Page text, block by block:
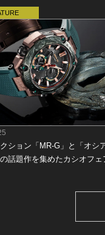
ション「MR-G」と「オシ
話題作を集めたカシオフェ